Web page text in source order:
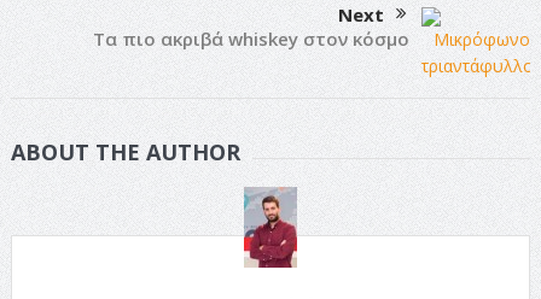
Next
Τα πιο ακριβά whiskey στον κόσμο
ABOUT THE AUTHOR